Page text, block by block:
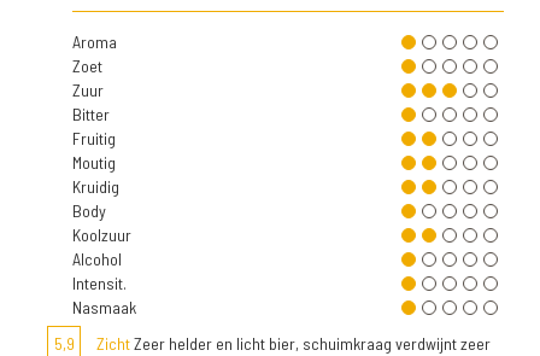
Aroma
Zoet
Zuur
Bitter
Fruitig
Moutig
Kruidig
Body
Koolzuur
Alcohol
Intensit.
Nasmaak
5,9
ZichtZeer helder en licht bier, schuimkraag verdwijnt zeer